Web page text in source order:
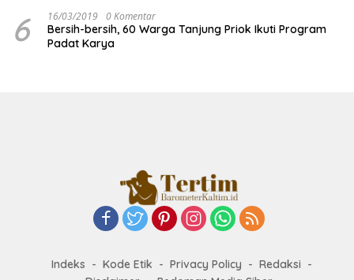
6 16/03/2019 0 Komentar
Bersih-bersih, 60 Warga Tanjung Priok Ikuti Program
Padat Karya
Indeks Kode Etik Privacy Policy
Redaksi